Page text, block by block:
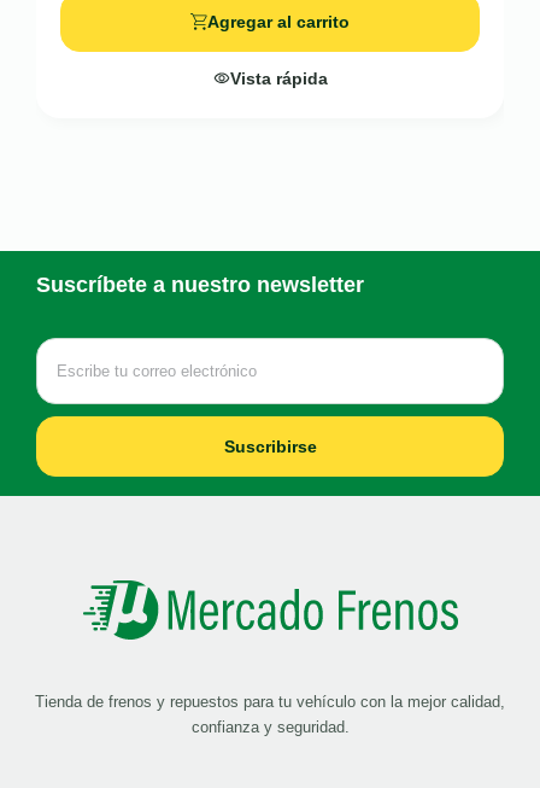
Agregar al carrito
Vista rápida
Suscríbete a nuestro newsletter
Suscribirse
Tienda de frenos y repuestos para tu vehículo con la mejor calidad,
confianza y seguridad.